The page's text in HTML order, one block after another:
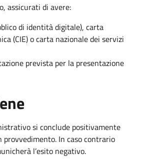
assicurati di avere:
di identità digitale), carta
(CIE) o carta nazionale dei servizi
prevista per la presentazione
si conclude positivamente
provvedimento. In caso contrario
l’esito negativo.